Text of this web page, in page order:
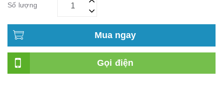
Số lượng
Mua ngay
Gọi điện